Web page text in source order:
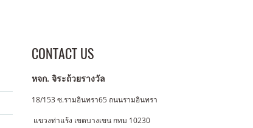
CONTACT US
หจก. จิระถ้วยรางวัล
18/153 ซ.รามอินทรา65 ถนนรามอินทรา
แขวงท่าแร้ง เขตบางเขน กทม 10230